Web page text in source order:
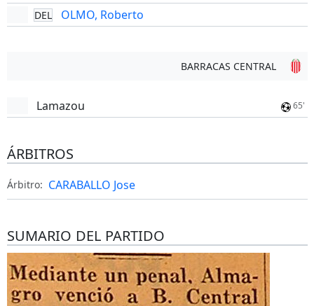
DEL OLMO, Roberto
BARRACAS CENTRAL
Lamazou 65'
ÁRBITROS
Árbitro: CARABALLO Jose
SUMARIO DEL PARTIDO